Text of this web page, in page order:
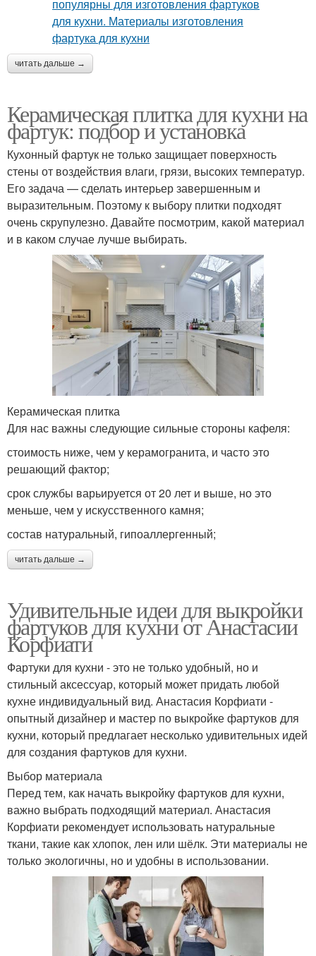
читать дальше →
Керамическая плитка для кухни на
фартук: подбор и установка
Кухонный фартук не только защищает поверхность
стены от воздействия влаги, грязи, высоких температур.
Его задача — сделать интерьер завершенным и
выразительным. Поэтому к выбору плитки подходят
очень скрупулезно. Давайте посмотрим, какой материал
и в каком случае лучше выбирать.
Керамическая плитка
Для нас важны следующие сильные стороны кафеля:
стоимость ниже, чем у керамогранита, и часто это
решающий фактор;
срок службы варьируется от 20 лет и выше, но это
меньше, чем у искусственного камня;
состав натуральный, гипоаллергенный;
читать дальше →
Удивительные идеи для выкройки
фартуков для кухни от Анастасии
Корфиати
Фартуки для кухни - это не только удобный, но и
стильный аксессуар, который может придать любой
кухне индивидуальный вид. Анастасия Корфиати -
опытный дизайнер и мастер по выкройке фартуков для
кухни, который предлагает несколько удивительных идей
для создания фартуков для кухни.
Выбор материала
Перед тем, как начать выкройку фартуков для кухни,
важно выбрать подходящий материал. Анастасия
Корфиати рекомендует использовать натуральные
ткани, такие как хлопок, лен или шёлк. Эти материалы не
только экологичны, но и удобны в использовании.